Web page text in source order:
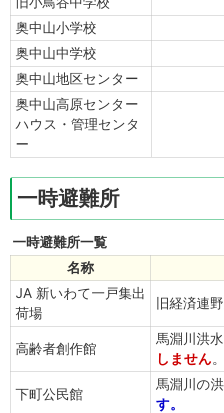
奥中山小学校
奥中山中学校
奥中山地区センター
奥中山高原センター
ハウス・管理センタ
ー
一時避難所
一時避難所一覧
名称
JA 新いわて一戸集出
荷場
旧経済連
高齢者創作館
馬淵川洪
しません
下町公民館
馬淵川の
す。